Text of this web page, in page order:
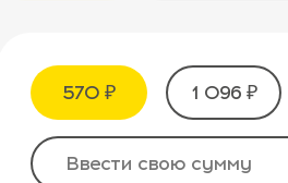
570 ₽ 1 096 ₽